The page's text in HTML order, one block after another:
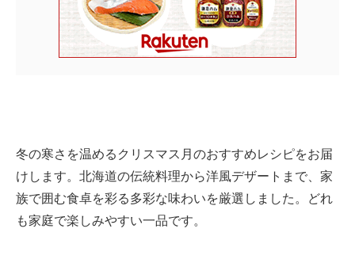
冬の寒さを温めるクリスマス月のおすすめレシピをお届
けします。北海道の伝統料理から洋風デザートまで、家
族で囲む食卓を彩る多彩な味わいを厳選しました。どれ
も家庭で楽しみやすい一品です。